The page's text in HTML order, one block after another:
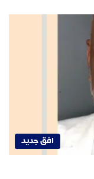
افق جديد